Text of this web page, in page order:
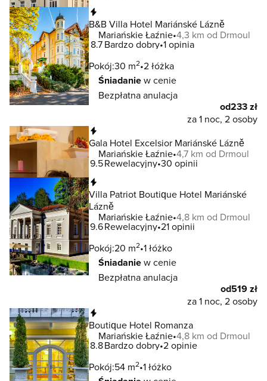
B&B Villa Hotel Mariánské Lázně
Mariańskie Łaźnie 4,3 km od Drmoul
8.7Bardzo dobry 1 opinia
Pokój:30 m2 2 łóżka
Śniadaniew cenie
Bezpłatna anulacja
od233 zł
za 1 noc, 2 osoby
Gala Hotel Excelsior Mariánské Lázně
Mariańskie Łaźnie 4,7 km od Drmoul
9.5Rewelacyjny 30 opinii
Villa Patriot Boutique Hotel Mariánské
Lázně
Mariańskie Łaźnie 4,8 km od Drmoul
9.6Rewelacyjny 21 opinii
Pokój:20 m2 1 łóżko
Śniadaniew cenie
Bezpłatna anulacja
od519 zł
za 1 noc, 2 osoby
Boutique Hotel Romanza
Mariańskie Łaźnie 4,8 km od Drmoul
8.8Bardzo dobry 2 opinie
Pokój:54 m2 1 łóżko